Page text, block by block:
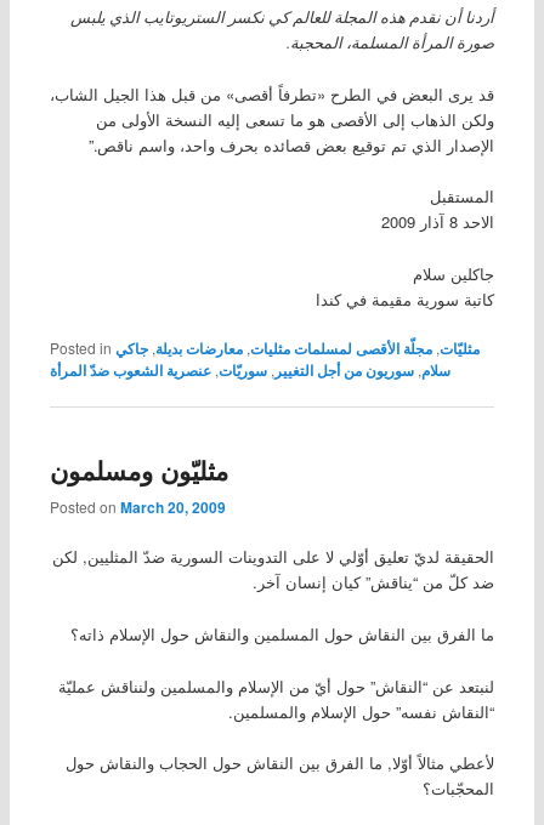
أردنا أن نقدم هذه المجلة للعالم كي نكسر الستريوتايب الذي يلبس
صورة المرأة المسلمة، المحجبة.
قد يرى البعض في الطرح «تطرفاً أقصى» من قبل هذا الجيل الشاب،
ولكن الذهاب إلى الأقصى هو ما تسعى إليه النسخة الأولى من
الإصدار الذي تم توقيع بعض قصائده بحرف واحد، واسم ناقص.”
المستقبل
الاحد 8 آذار 2009
جاكلين سلام
كاتبة سورية مقيمة في كندا
Posted in مثليّات,مجلّة الأقصى لمسلمات مثليات,معارضات بديلة,جاكي
سلام,سوريون من أجل التغيير,سوريّات,عنصرية الشعوب ضدّ المرأة
مثليّون ومسلمون
Posted on March 20, 2009
الحقيقة لديّ تعليق أوّلي لا على التدوينات السورية ضدّ المثليين, لكن
ضد كلّ من “يناقش” كيان إنسان آخر.
ما الفرق بين النقاش حول المسلمين والنقاش حول الإسلام ذاته؟
لنبتعد عن “النقاش” حول أيّ من الإسلام والمسلمين ولنناقش عمليّة
“النقاش نفسه” حول الإسلام والمسلمين.
لأعطي مثالاً أوّلا, ما الفرق بين النقاش حول الحجاب والنقاش حول
المحجّبات؟